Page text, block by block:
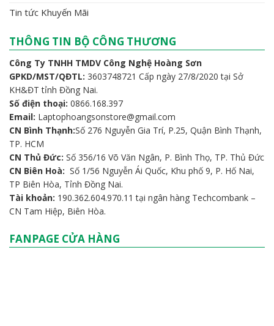
Tin tức Khuyến Mãi
THÔNG TIN BỘ CÔNG THƯƠNG
Công Ty TNHH TMDV Công Nghệ Hoàng Sơn
GPKD/MST/QĐTL: 3603748721 Cấp ngày 27/8/2020 tại Sở
KH&ĐT tỉnh Đồng Nai.
Số điện thoại: 0866.168.397
Email: Laptophoangsonstore@gmail.com
CN Bình Thạnh:Số 276 Nguyễn Gia Trí, P.25, Quận Bình Thạnh,
TP. HCM
CN Thủ Đức: Số 356/16 Võ Văn Ngân, P. Bình Thọ, TP. Thủ Đức
CN Biên Hoà: Số 1/56 Nguyễn Ái Quốc, Khu phố 9, P. Hố Nai,
TP Biên Hòa, Tỉnh Đồng Nai.
Tài khoản: 190.362.604.970.11 tại ngân hàng Techcombank –
CN Tam Hiệp, Biên Hòa.
FANPAGE CỬA HÀNG